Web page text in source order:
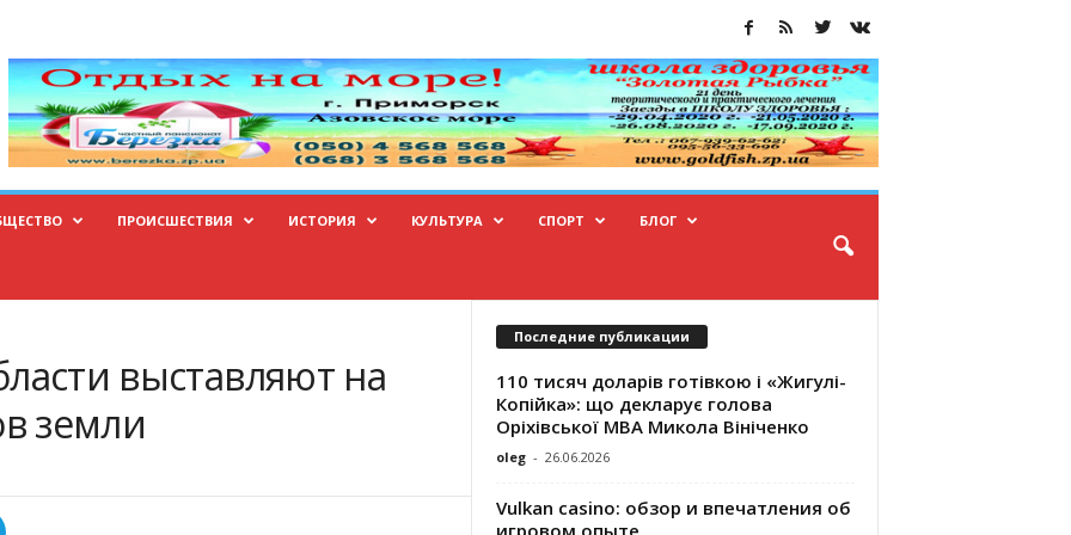
ПРОИСШЕСТВИЯ ИСТОРИЯ КУЛЬТУРА СПОРТ БЛОГ
выставляют на
земли
Последние публикации
110 тисяч доларів готівкою і «Жигулі-
Копійка»: що декларує голова
Оріхівської МВА Микола Вініченко
oleg - 26.06.2026
Vulkan casino: обзор и впечатления об
игровом опыте